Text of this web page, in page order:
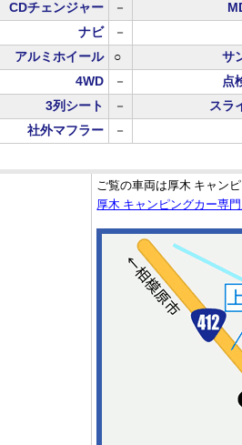
CDチェンジャー
－
ナビ
－
アルミホイール
○ サ
4WD
－ 点
3列シート
－ スラ
社外マフラー
－
ご覧の車両は厚木 キャン
厚木 キャンピングカー専